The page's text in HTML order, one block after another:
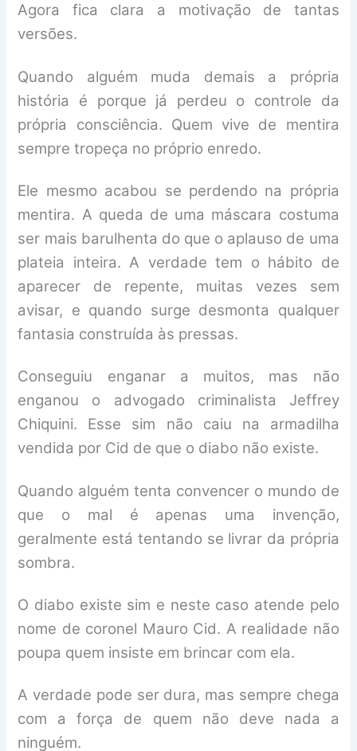
Agora fica clara a motivação de tantas
versões.
Quando alguém muda demais a própria
história é porque já perdeu o controle da
própria consciência. Quem vive de mentira
sempre tropeça no próprio enredo.
Ele mesmo acabou se perdendo na própria
mentira. A queda de uma máscara costuma
ser mais barulhenta do que o aplauso de uma
plateia inteira. A verdade tem o hábito de
aparecer de repente, muitas vezes sem
avisar, e quando surge desmonta qualquer
fantasia construída às pressas.
Conseguiu enganar a muitos, mas não
enganou o advogado criminalista Jeffrey
Chiquini. Esse sim não caiu na armadilha
vendida por Cid de que o diabo não existe.
Quando alguém tenta convencer o mundo de
que o mal é apenas uma invenção,
geralmente está tentando se livrar da própria
sombra.
O diabo existe sim e neste caso atende pelo
nome de coronel Mauro Cid. A realidade não
poupa quem insiste em brincar com ela.
A verdade pode ser dura, mas sempre chega
com a força de quem não deve nada a
ninguém.